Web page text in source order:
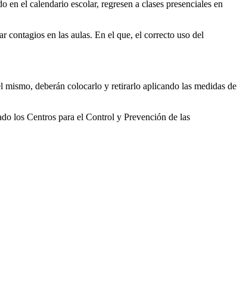
el calendario escolar, regresen a clases presenciales en
contagios en las aulas. En el que, el correcto uso del
deberán colocarlo y retirarlo aplicando las medidas de
los Centros para el Control y Prevención de las